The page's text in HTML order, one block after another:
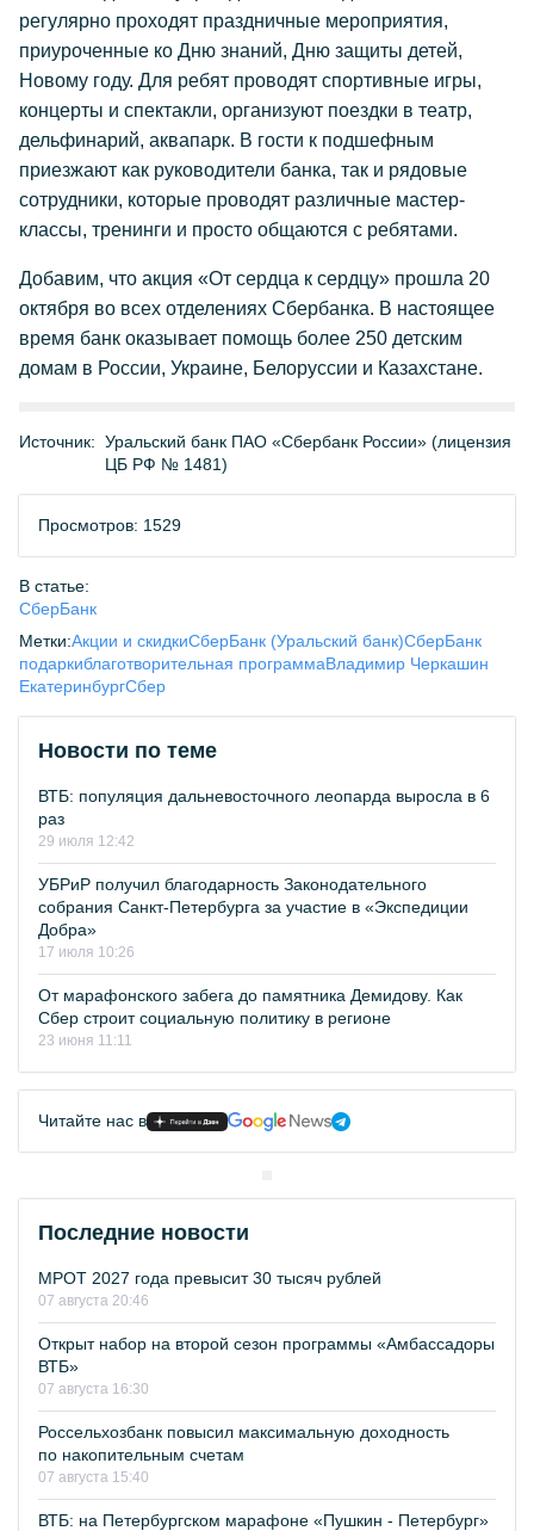
регулярно проходят праздничные мероприятия,
приуроченные ко Дню знаний, Дню защиты детей,
Новому году. Для ребят проводят спортивные игры,
концерты и спектакли, организуют поездки в театр,
дельфинарий, аквапарк. В гости к подшефным
приезжают как руководители банка, так и рядовые
сотрудники, которые проводят различные мастер-
классы, тренинги и просто общаются с ребятами.
Добавим, что акция «От сердца к сердцу» прошла 20
октября во всех отделениях Сбербанка. В настоящее
время банк оказывает помощь более 250 детским
домам в России, Украине, Белоруссии и Казахстане.
Источник: Уральский банк ПАО «Сбербанк России» (лицензия
ЦБ РФ № 1481)
Просмотров: 1529
В статье:
СберБанк
Метки:Акции и скидкиСберБанк (Уральский банк)СберБанк
подаркиблаготворительная программаВладимир Черкашин
ЕкатеринбургСбер
Новости по теме
ВТБ: популяция дальневосточного леопарда выросла в 6
раз
29 июля 12:42
УБРиР получил благодарность Законодательного
собрания Санкт-Петербурга за участие в «Экспедиции
Добра»
17 июля 10:26
От марафонского забега до памятника Демидову. Как
Сбер строит социальную политику в регионе
23 июня 11:11
Читайте нас в
Последние новости
МРОТ 2027 года превысит 30 тысяч рублей
07 августа 20:46
Открыт набор на второй сезон программы «Амбассадоры
ВТБ»
07 августа 16:30
Россельхозбанк повысил максимальную доходность
по накопительным счетам
07 августа 15:40
ВТБ: на Петербургском марафоне «Пушкин - Петербург»